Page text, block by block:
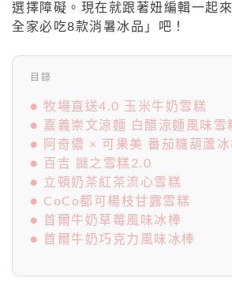
選擇障礙。現在就跟著妞編輯一起
全家必吃8款消暑冰品」吧！
目錄
● 牧場直送4.0 玉米牛奶雪糕
● 嘉義崇文涼麵 白醋涼麵風味雪
● 阿奇儂 × 可果美 番茄糖葫蘆冰
● 百吉 謎之雪糕2.0
● 立頓奶茶紅茶流心雪糕
● CoCo都可楊枝甘露雪糕
● 首爾牛奶草莓風味冰棒
● 首爾牛奶巧克力風味冰棒